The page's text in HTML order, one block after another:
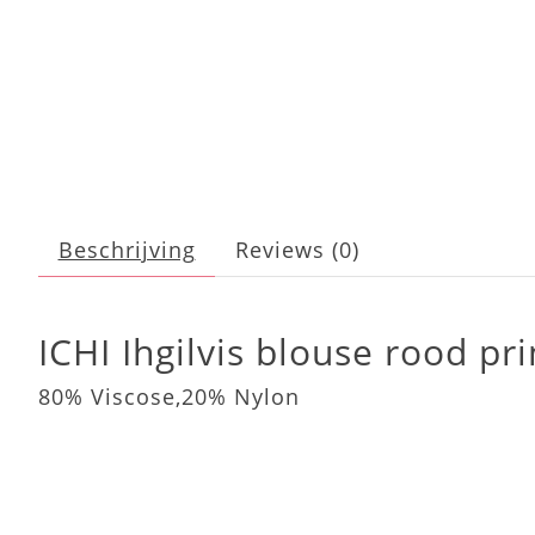
Beschrijving Reviews (0)
ICHI Ihgilvis blouse rood
80% Viscose,20% Nylon